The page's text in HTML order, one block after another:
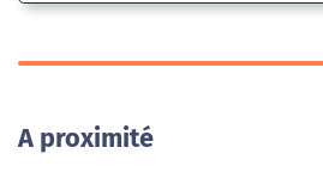
A proximité